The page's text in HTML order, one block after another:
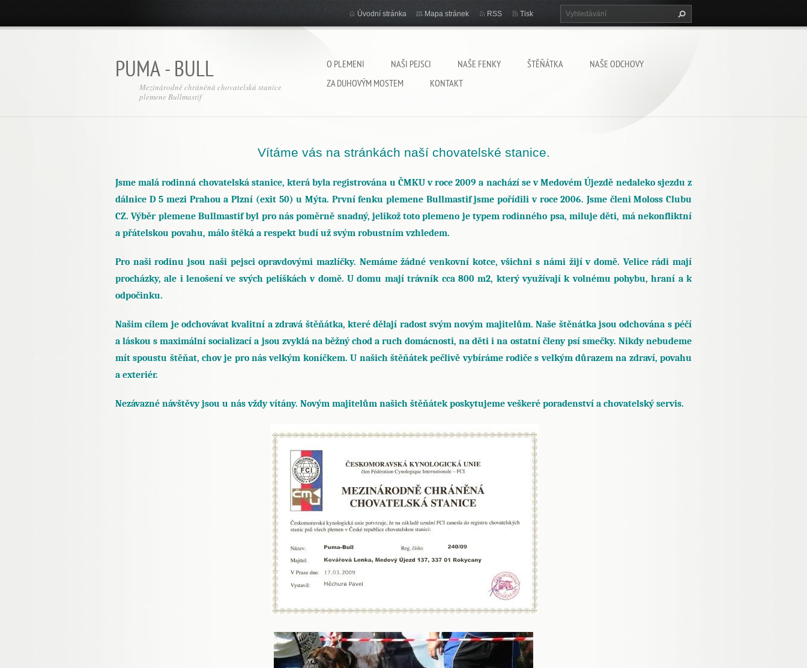
PUMA - BULL
Mezinárodně chráněná chovatelská stanice
plemene Bullmastif
O PLEMENI NAŠI PEJSCI NAŠE FENKY ŠTĚŇÁTKA
NAŠE ODCHOVY
ZA DUHOVÝM MOSTEM
KONTAKT
Úvodní stránka Mapa stránek RSS Tisk
Vítáme vás na stránkách naší chovatelské stanice.
Jsme malá rodinná chovatelská stanice, která byla registrována u ČMKU v roce 2009 a nachází se v Medovém Újezdě nedaleko sjezdu z
dálnice D 5 mezi Prahou a Plzní (exit 50) u Mýta. První fenku plemene Bullmastif jsme pořídili v roce 2006. Jsme členi Moloss Clubu
CZ. Výběr plemene Bullmastif byl pro nás poměrně snadný, jelikož toto plemeno je typem rodinného psa, miluje děti, má nekonfliktní
a přátelskou povahu, málo štěká a respekt budí už svým robustním vzhledem.
Pro naši rodinu jsou naši pejsci opravdovými mazlíčky. Nemáme žádné venkovní kotce, všichni s námi žijí v domě. Velice rádi mají
procházky, ale i lenošení ve svých pelíškách v domě. U domu mají trávník cca 800 m2, který využívají k volnému pohybu, hraní a k
odpočinku.
Našim cílem je odchovávat kvalitní a zdravá štěňátka, které dělají radost svým novým majitelům. Naše štěnátka jsou odchována s péčí
a láskou s maximální socializací a jsou zvyklá na běžný chod a ruch domácnosti, na děti i na ostatní členy psí smečky. Nikdy nebudeme
mít spoustu štěňat, chov je pro nás velkým koníčkem. U našich štěňátek pečlivě vybíráme rodiče s velkým důrazem na zdraví, povahu
a exteriér.
Nezávazné návštěvy jsou u nás vždy vítány. Novým majitelům našich štěňátek poskytujeme veškeré poradenství a chovatelský servis.